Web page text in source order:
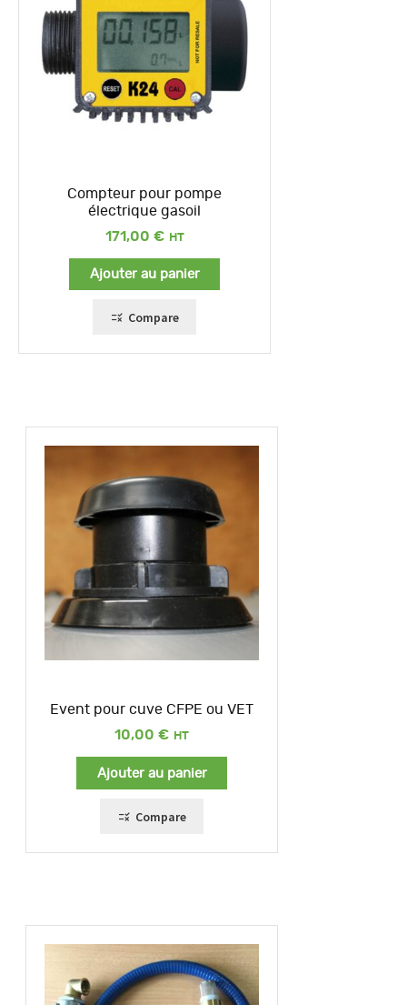
Compteur pour pompe
électrique gasoil
171,00 €
Ajouter au panier
Compare
Event pour cuve CFPE ou VET
10,00 €
Ajouter au panier
Compare